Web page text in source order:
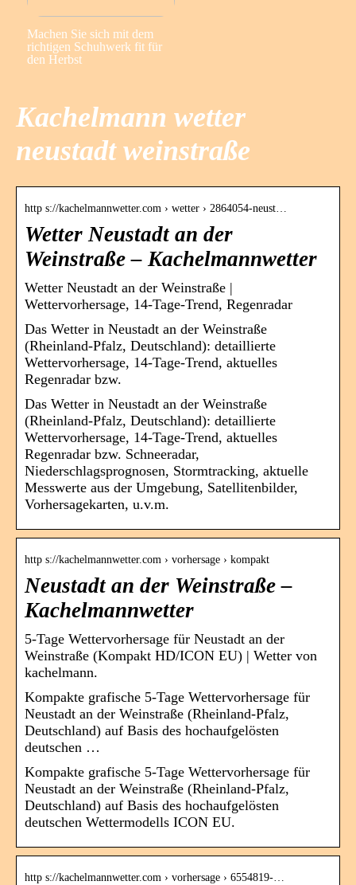
Machen Sie sich mit dem
richtigen Schuhwerk fit für
den Herbst
Kachelmann wetter
neustadt weinstraße
http s://kachelmannwetter.com › wetter › 2864054-neust…
Wetter Neustadt an der
Weinstraße – Kachelmannwetter
Wetter Neustadt an der Weinstraße |
Wettervorhersage, 14-Tage-Trend, Regenradar
Das Wetter in Neustadt an der Weinstraße
(Rheinland-Pfalz, Deutschland): detaillierte
Wettervorhersage, 14-Tage-Trend, aktuelles
Regenradar bzw.
Das Wetter in Neustadt an der Weinstraße
(Rheinland-Pfalz, Deutschland): detaillierte
Wettervorhersage, 14-Tage-Trend, aktuelles
Regenradar bzw. Schneeradar,
Niederschlagsprognosen, Stormtracking, aktuelle
Messwerte aus der Umgebung, Satellitenbilder,
Vorhersagekarten, u.v.m.
http s://kachelmannwetter.com › vorhersage › kompakt
Neustadt an der Weinstraße –
Kachelmannwetter
5-Tage Wettervorhersage für Neustadt an der
Weinstraße (Kompakt HD/ICON EU) | Wetter von
kachelmann.
Kompakte grafische 5-Tage Wettervorhersage für
Neustadt an der Weinstraße (Rheinland-Pfalz,
Deutschland) auf Basis des hochaufgelösten
deutschen …
Kompakte grafische 5-Tage Wettervorhersage für
Neustadt an der Weinstraße (Rheinland-Pfalz,
Deutschland) auf Basis des hochaufgelösten
deutschen Wettermodells ICON EU.
http s://kachelmannwetter.com › vorhersage › 6554819-…